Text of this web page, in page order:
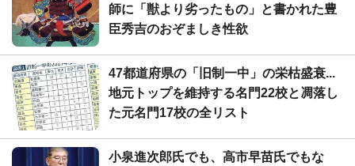
師に「獣より劣ったもの」と書かれた豊
臣秀吉のおぞましき性欲
47都道府県の「旧制一中」の栄枯盛衰...
地元トップを維持する名門22校と凋落し
た元名門17校の全リスト
小泉進次郎氏でも、高市早苗氏でもな